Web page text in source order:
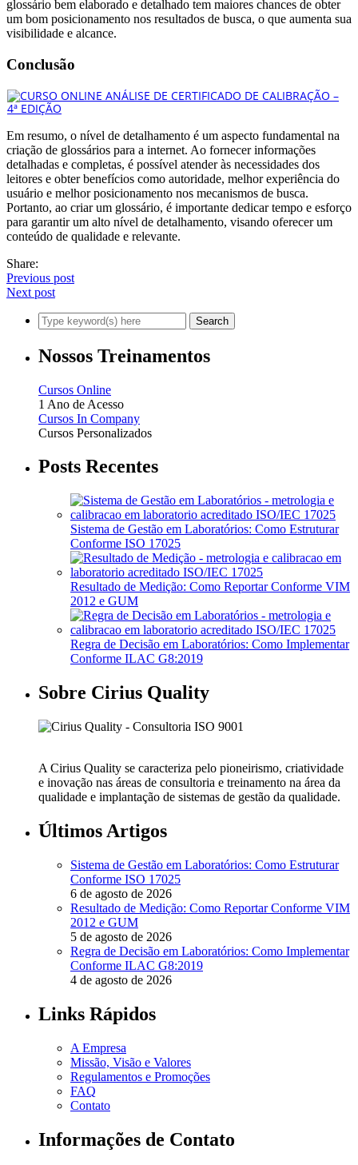
glossário bem elaborado e detalhado tem maiores chances de obter
um bom posicionamento nos resultados de busca, o que aumenta sua
visibilidade e alcance.
Conclusão
Em resumo, o nível de detalhamento é um aspecto fundamental na
criação de glossários para a internet. Ao fornecer informações
detalhadas e completas, é possível atender às necessidades dos
leitores e obter benefícios como autoridade, melhor experiência do
usuário e melhor posicionamento nos mecanismos de busca.
Portanto, ao criar um glossário, é importante dedicar tempo e esforço
para garantir um alto nível de detalhamento, visando oferecer um
conteúdo de qualidade e relevante.
Share:
Previous post
Next post
Nossos Treinamentos
Cursos Online
1 Ano de Acesso
Cursos In Company
Cursos Personalizados
Posts Recentes
Sistema de Gestão em Laboratórios: Como Estruturar
Conforme ISO 17025
Resultado de Medição: Como Reportar Conforme VIM
2012 e GUM
Regra de Decisão em Laboratórios: Como Implementar
Conforme ILAC G8:2019
Sobre Cirius Quality
A Cirius Quality se caracteriza pelo pioneirismo, criatividade
e inovação nas áreas de consultoria e treinamento na área da
qualidade e implantação de sistemas de gestão da qualidade.
Últimos Artigos
Sistema de Gestão em Laboratórios: Como Estruturar
Conforme ISO 17025
6 de agosto de 2026
Resultado de Medição: Como Reportar Conforme VIM
2012 e GUM
5 de agosto de 2026
Regra de Decisão em Laboratórios: Como Implementar
Conforme ILAC G8:2019
4 de agosto de 2026
Links Rápidos
A Empresa
Missão, Visão e Valores
Regulamentos e Promoções
FAQ
Contato
Informações de Contato